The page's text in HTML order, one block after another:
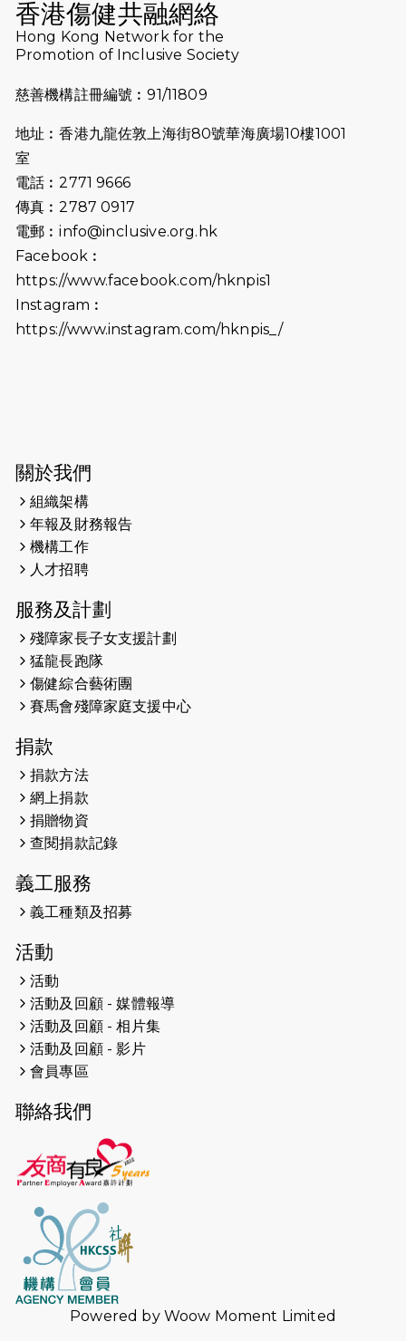
2026-07-10
【猛龍戈壁118公里分享暨香港傷健共
融網絡15周年晚宴】
2026-07-09
猛龍長跑隊恆常練習 - 7月9日（19:00
2026-07-02
2026-06-25
（19:00開始）
2026-06-18
猛龍長跑隊恆常練習 - 6月18日
2026-06-11
猛龍長跑隊恆常練習 - 6月11日（19:00
2026-05-22
2026-05-21
2026-05-14
（19:00開始）
2026-05-07
開始）
2026-04-30
2026-04-25
2026-04-24
2026-04-23
2026-04-19
2026-04-16
猛龍長跑隊恆常練習 - 4月16日
（19:00開始）
2026-04-12
2026-04-11
2026-04-10 太古家＋賞系列：漫步魔術與音樂
2026-04-09
2026-04-02
2026-03-26
猛龍長跑隊恆常練習 - 3月26日
香港傷健共融網絡
Hong Kong Network for the
Promotion of Inclusive Society
慈善機構註冊編號︰91/11809
地址︰香港九龍佐敦上海街80號華海廣場10樓1001
室
電話︰2771 9666
傳真︰2787 0917
電郵︰info@inclusive.org.hk
Facebook︰
https://www.facebook.com/hknpis1
Instagram︰
https://www.instagram.com/hknpis_/
關於我們
組織架構
年報及財務報告
機構工作
人才招聘
服務及計劃
殘障家長子女支援計劃
猛龍長跑隊
傷健綜合藝術團
賽馬會殘障家庭支援中心
捐款
捐款方法
網上捐款
捐贈物資
查閱捐款記錄
義工服務
義工種類及招募
活動
活動
活動及回顧 - 媒體報導
活動及回顧 - 相片集
活動及回顧 - 影片
會員專區
聯絡我們
Powered by Woow Moment Limited